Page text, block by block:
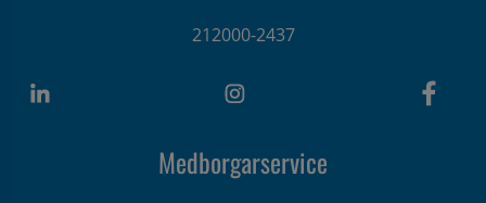
212000-2437
Medborgarservice